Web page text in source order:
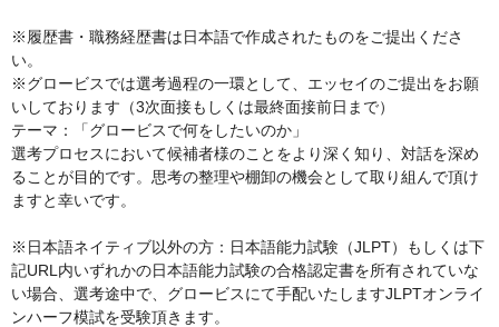
※履歴書・職務経歴書は日本語で作成されたものをご提出くださ
い。
※グロービスでは選考過程の一環として、エッセイのご提出をお願
いしております（3次面接もしくは最終面接前日まで）
テーマ：「グロービスで何をしたいのか」
選考プロセスにおいて候補者様のことをより深く知り、対話を深め
ることが目的です。思考の整理や棚卸の機会として取り組んで頂け
ますと幸いです。
※日本語ネイティブ以外の方：日本語能力試験（JLPT）もしくは下
記URL内いずれかの日本語能力試験の合格認定書を所有されていな
い場合、選考途中で、グロービスにて手配いたしますJLPTオンライ
ンハーフ模試を受験頂きます。